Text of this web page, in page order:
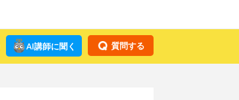
質問する
AI講師に聞く